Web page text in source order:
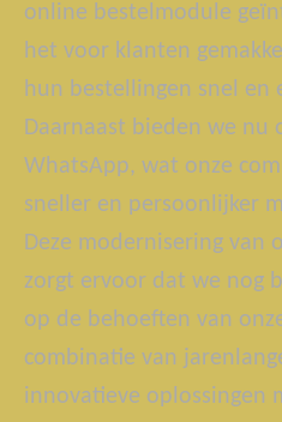
online bestelmodule
het voor klanten
hun bestellingen snel en
Daarnaast bieden we nu
WhatsApp, wat onze
sneller en persoonlijker
Deze modernisering van
zorgt ervoor dat we nog
op de behoeften van
combinatie van
innovatieve oplossingen